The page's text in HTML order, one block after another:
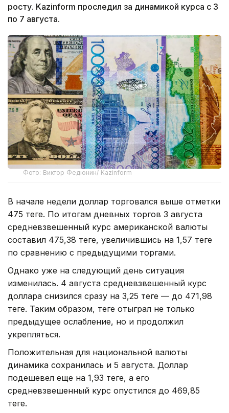
росту. Kazinform проследил за динамикой курса с 3
по 7 августа.
Фото: Виктор Федюнин/ Kazinform
В начале недели доллар торговался выше отметки
475 теңге. По итогам дневных торгов 3 августа
средневзвешенный курс американской валюты
составил 475,38 теңге, увеличившись на 1,57 теңге
по сравнению с предыдущими торгами.
Однако уже на следующий день ситуация
изменилась. 4 августа средневзвешенный курс
доллара снизился сразу на 3,25 теңге — до 471,98
теңге. Таким образом, теңге отыграл не только
предыдущее ослабление, но и продолжил
укрепляться.
Положительная для национальной валюты
динамика сохранилась и 5 августа. Доллар
подешевел еще на 1,93 теңге, а его
средневзвешенный курс опустился до 469,85
теңге.